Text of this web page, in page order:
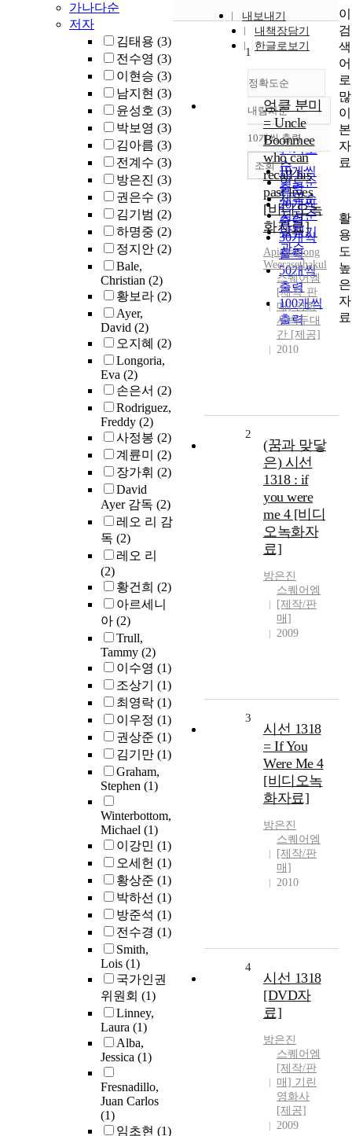
가나다순
저자
김태용 (3)
전수영 (3)
이현승 (3)
남지현 (3)
윤성호 (3)
박보영 (3)
김아름 (3)
전계수 (3)
방은진 (3)
권은수 (3)
김기범 (2)
하명중 (2)
정지안 (2)
Bale,
Christian (2)
황보라 (2)
Ayer,
David (2)
오지혜 (2)
Longoria,
Eva (2)
손은서 (2)
Rodriguez,
Freddy (2)
사정봉 (2)
계륜미 (2)
장가휘 (2)
David
Ayer 감독 (2)
레오 리 감
독 (2)
레오 리
(2)
황건희 (2)
아르세니
아 (2)
Trull,
Tammy (2)
이수영 (1)
조상기 (1)
최영락 (1)
이우정 (1)
권상준 (1)
김기만 (1)
Graham,
Stephen (1)
Winterbottom,
Michael (1)
이강민 (1)
오세헌 (1)
황상준 (1)
박하선 (1)
방준석 (1)
전수경 (1)
Smith,
Lois (1)
국가인권
위원회 (1)
Linney,
Laura (1)
Alba,
Jessica (1)
Fresnadillo,
Juan Carlos
(1)
임초현 (1)
내보내기
내책장담기
한글로보기
정확도순
정확도
순
인기도
순
연도순
제목순
저자순
발행기
관순
내림차순
내림차순
10개씩 출력
10개씩
출력
20개씩
출력
30개씩
출력
50개씩
출력
100개씩
출력
조회
1
엉클 분미
= Uncle
Boonmee
who can
recall his
past lives
[비디오녹
화자료]
Apichatpong
Weerasethakul
스퀘어엠
[제작·판
매] 영화
사백두대
간 [제공]
2010
2
(꿈과 맞닿
은) 시선
1318 : if
you were
me 4 [비디
오녹화자
료]
방은진
스퀘어엠
[제작/판
매]
2009
3
시선 1318
= If You
Were Me 4
[비디오녹
화자료]
방은진
스퀘어엠
[제작/판
매]
2010
4
시선 1318
[DVD자
료]
방은진
스퀘어엠
[제작/판
매] 기린
영화사
[제공]
2009
이
검
색
어
로
많
이
본
자
료
활
용
도
높
은
자
료